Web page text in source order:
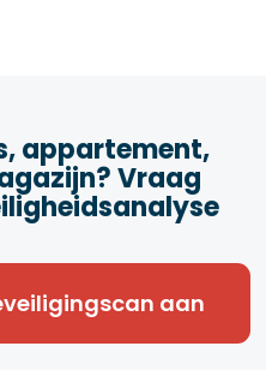
appartement,
Vraag
aan